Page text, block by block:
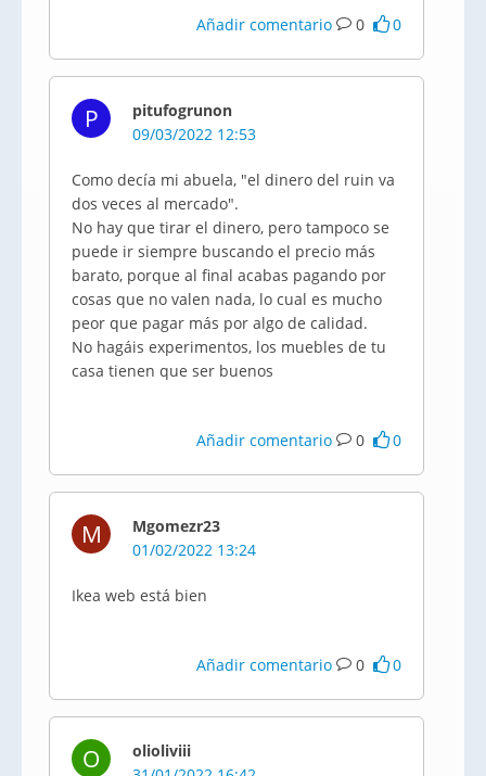
Añadir comentario 0 0
P
pitufogrunon
09/03/2022 12:53
Como decía mi abuela, "el dinero del ruin va
dos veces al mercado".
No hay que tirar el dinero, pero tampoco se
puede ir siempre buscando el precio más
barato, porque al final acabas pagando por
cosas que no valen nada, lo cual es mucho
peor que pagar más por algo de calidad.
No hagáis experimentos, los muebles de tu
casa tienen que ser buenos
Añadir comentario 0 0
M
Mgomezr23
01/02/2022 13:24
Ikea web está bien
Añadir comentario 0 0
O
olioliviii